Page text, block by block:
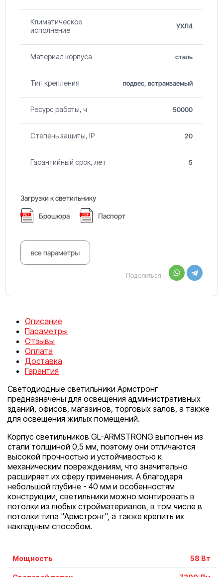
Климатическое
исполнение
УХЛ4
Материал корпуса сталь
Тип крепления подвес, встраиваемый
Ресурс работы, ч 50000
Степень защиты, IP 20
Гарантийный срок, лет 5
Загрузки к светильнику
Брошюра Паспорт
все параметры
Поделиться
Описание
Параметры
Отзывы
Оплата
Доставка
Гарантия
Светодиодные светильники Армстронг
предназначены для освещения административных
зданий, офисов, магазинов, торговых залов, а также
для освещения жилых помещений.
Корпус светильников GL-ARMSTRONG выполнен из
стали толщиной 0,5 мм, поэтому они отличаются
высокой прочностью и устойчивостью к
механическим повреждениям, что значительно
расширяет их сферу применения. А благодаря
небольшой глубине - 40 мм и особенностям
конструкции, светильники можно монтировать в
потолки из любых стройматериалов, в том числе в
потолки типа "Армстронг", а также крепить их
накладным способом.
Мощность 58 Вт